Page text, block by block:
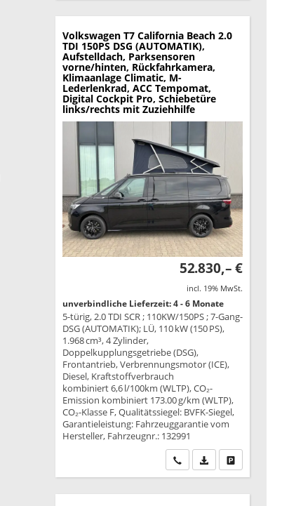
Volkswagen T7 California Beach 2.0
TDI 150PS DSG (AUTOMATIK),
Aufstelldach, Parksensoren
vorne/hinten, Rückfahrkamera,
Klimaanlage Climatic, M-
Lederlenkrad, ACC Tempomat,
Digital Cockpit Pro, Schiebetüre
links/rechts mit Zuziehhilfe
52.830,– €
incl. 19% MwSt.
unverbindliche Lieferzeit: 4 - 6 Monate
5-türig, 2.0 TDI SCR ; 110KW/150PS ; 7-Gang-
DSG (AUTOMATIK); LÜ, 110 kW (150 PS),
1.968 cm³, 4 Zylinder,
Doppelkupplungsgetriebe (DSG),
Frontantrieb, Verbrennungsmotor (ICE),
Diesel, Kraftstoffverbrauch
kombiniert 6,6 l/100km (WLTP), CO₂-
Emission kombiniert 173.00 g/km (WLTP),
CO₂-Klasse F, Qualitätssiegel: BVFK-Siegel,
Garantieleistung: Fahrzeuggarantie vom
Hersteller, Fahrzeugnr.: 132991
Wir rufen Sie an
PDF-Datei,Drucken,